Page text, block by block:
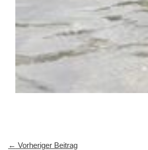
← Vorheriger Beitrag